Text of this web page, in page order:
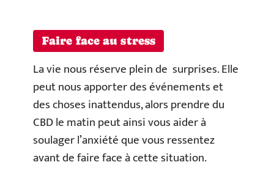
Faire face au stress
La vie nous réserve plein de surprises. Elle
peut nous apporter des événements et
des choses inattendus, alors prendre du
CBD le matin peut ainsi vous aider à
soulager l’anxiété que vous ressentez
avant de faire face à cette situation.